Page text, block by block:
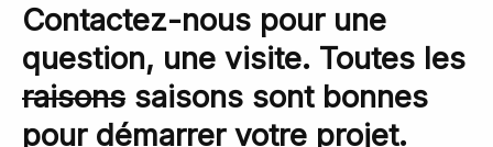
Contactez-nous pour une
question, une visite. Toutes les
raisons saisons sont bonnes
pour démarrer votre projet.